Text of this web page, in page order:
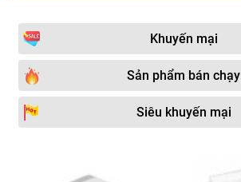
Khuyến mại
Sản phẩm bán chạy
Siêu khuyến mại